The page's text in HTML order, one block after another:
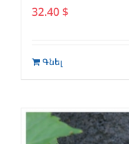
32.40 $
Գնել